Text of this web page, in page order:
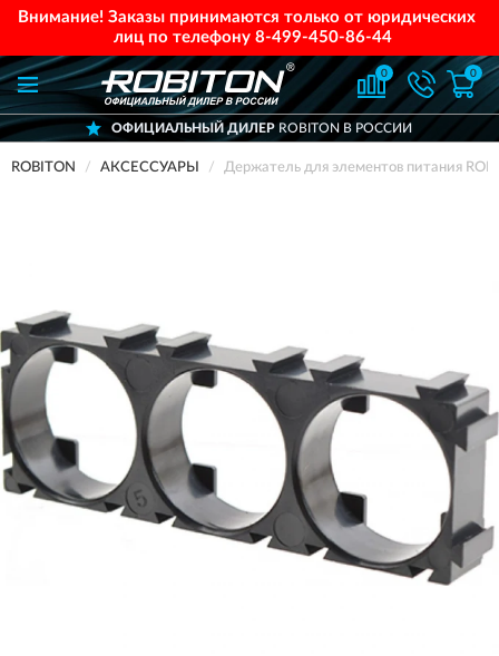
Внимание! Заказы принимаются только от юридических
лиц по телефону 8-499-450-86-44
0 0
ОФИЦИАЛЬНЫЙ ДИЛЕРROBITON В РОССИИ
ROBITON АКСЕССУАРЫ Держатель для элементов питания